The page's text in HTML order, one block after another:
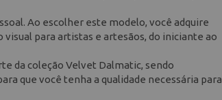
Ao escolher este modelo, você adquire
para artistas e artesãos, do iniciante ao
da coleção Velvet Dalmatic, sendo
que você tenha a qualidade necessária para